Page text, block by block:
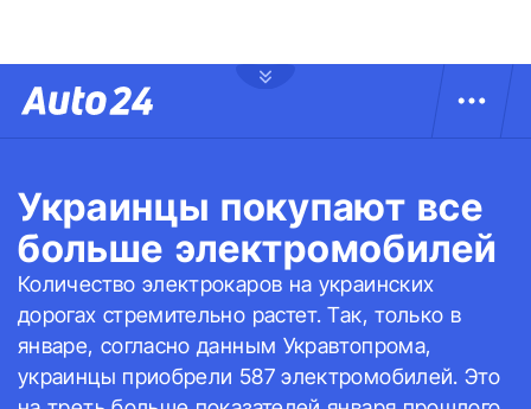
Украинцы покупают все
больше электромобилей
Количество электрокаров на украинских
дорогах стремительно растет. Так, только в
январе, согласно данным Укравтопрома,
украинцы приобрели 587 электромобилей. Это